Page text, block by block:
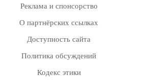
Реклама и спонсорство
О партнёрских ссылках
Доступность сайта
Политика обсуждений
Кодекс этики